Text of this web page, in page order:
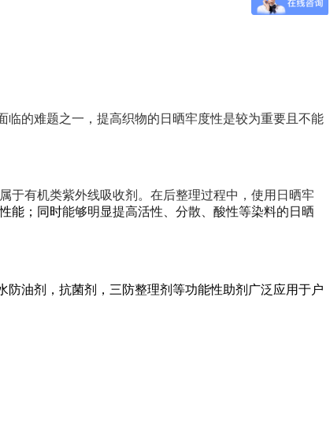
的难题之一，提高织物的日晒牢度性是较为重要且不能
于有机类紫外线吸收剂。在后整理过程中，使用日晒牢
能；同时能够明显提高活性、 分散、酸性等染料的日晒
油剂，抗菌剂，三防整理剂等功能性助剂广泛应用于户